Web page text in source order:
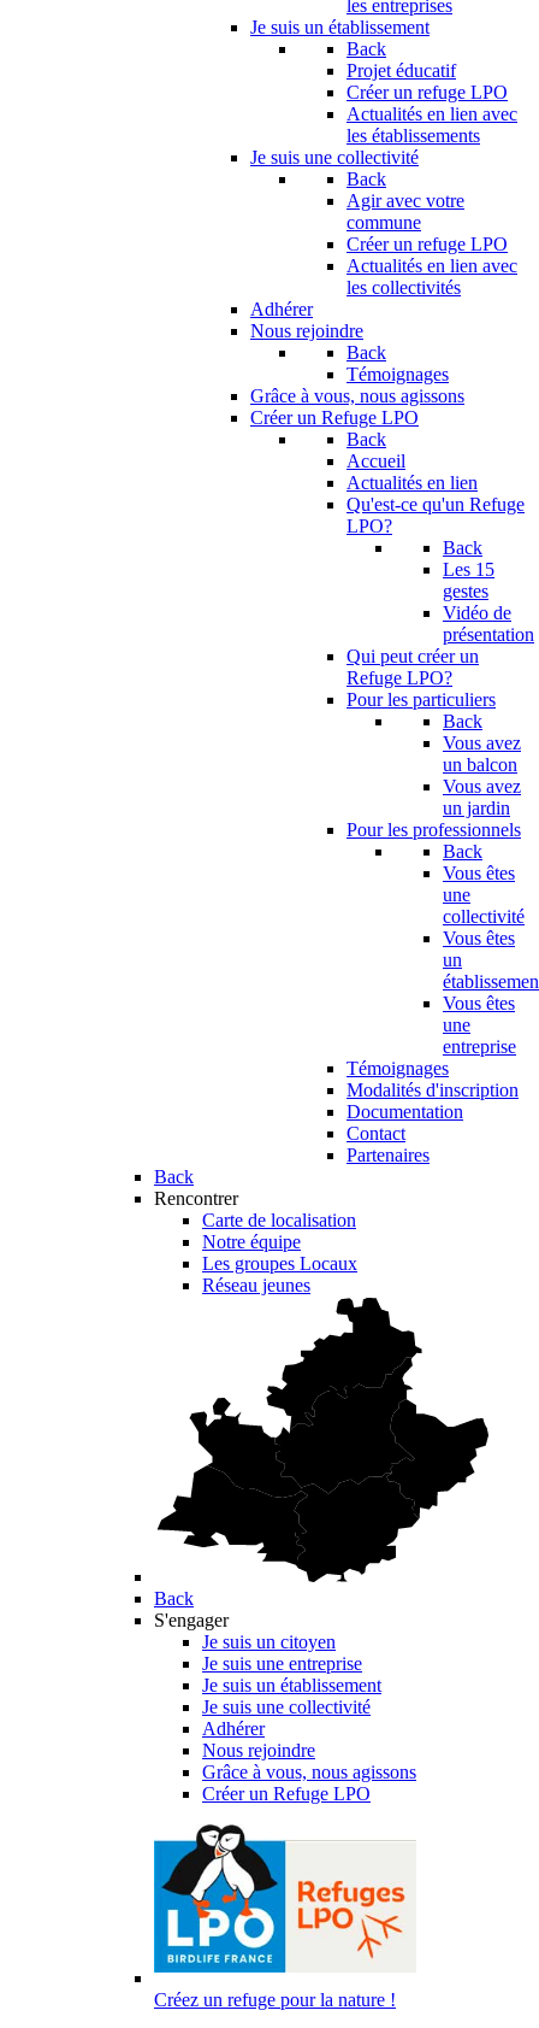
les entreprises
Je suis un établissement
Back
Projet éducatif
Créer un refuge LPO
Actualités en lien avec
les établissements
Je suis une collectivité
Back
Agir avec votre
commune
Créer un refuge LPO
Actualités en lien avec
les collectivités
Adhérer
Nous rejoindre
Back
Témoignages
Grâce à vous, nous agissons
Créer un Refuge LPO
Back
Accueil
Actualités en lien
Qu'est-ce qu'un Refuge
LPO?
Back
Les 15
gestes
Vidéo de
présentation
Qui peut créer un
Refuge LPO?
Pour les particuliers
Back
Vous avez
un balcon
Vous avez
un jardin
Pour les professionnels
Back
Vous êtes
une
collectivité
Vous êtes
un
Vous êtes
une
entreprise
Témoignages
Modalités d'inscription
Documentation
Contact
Partenaires
Back
Rencontrer
Carte de localisation
Notre équipe
Les groupes Locaux
Réseau jeunes
Back
S'engager
Je suis un citoyen
Je suis une entreprise
Je suis un établissement
Je suis une collectivité
Adhérer
Nous rejoindre
Grâce à vous, nous agissons
Créer un Refuge LPO
Créez un refuge pour la nature !